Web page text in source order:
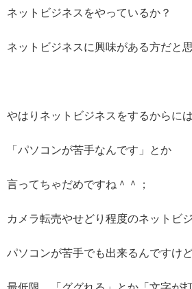
ネットビジネスをやっているか？
ネットビジネスに興味がある方だと
やはりネットビジネスをするからには
「パソコンが苦手なんです」とか
言ってちゃだめですね＾＾；
カメラ転売やせどり程度のネットビ
パソコンが苦手でも出来るんですけ